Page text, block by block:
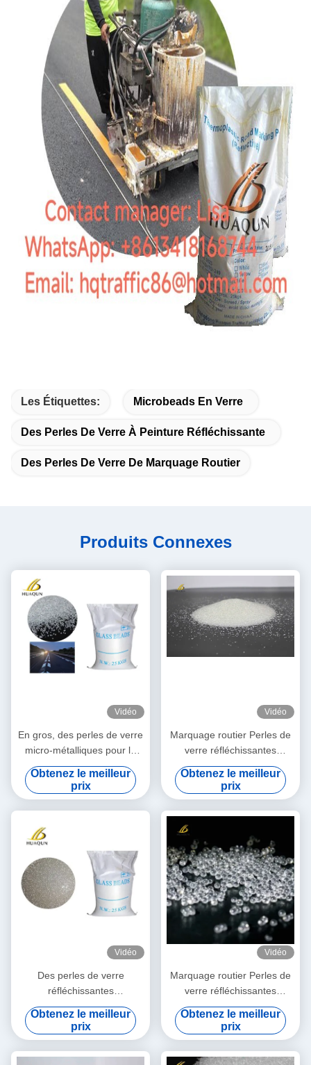
Les Étiquettes: Microbeads En Verre
Des Perles De Verre À Peinture Réfléchissante
Des Perles De Verre De Marquage Routier
Produits Connexes
Vidéo
En gros, des perles de verre
micro-métalliques pour le
marquage des routes en
thermoplastique, utilisées
avec des perles de verre à
haute réflectivité
Obtenez le meilleur
prix
Vidéo
Marquage routier Perles de
verre réfléchissantes
Améliorer la visibilité
Améliorer la sécurité 0,5 à
2,5 mm Tailles Matériau
durable Deux types
Obtenez le meilleur
prix
Vidéo
Des perles de verre
réfléchissantes
transparentes et durables
pour le marquage routier
améliorent la sécurité et la
durabilité
Obtenez le meilleur
prix
Vidéo
Marquage routier Perles de
verre réfléchissantes
transparentes, ronds et très
réfléchissantes pour la
sécurité
Obtenez le meilleur
prix